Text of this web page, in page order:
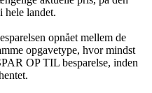
hele landet.
opnået mellem de
opgavetype, hvor mindst
OP TIL besparelse, inden